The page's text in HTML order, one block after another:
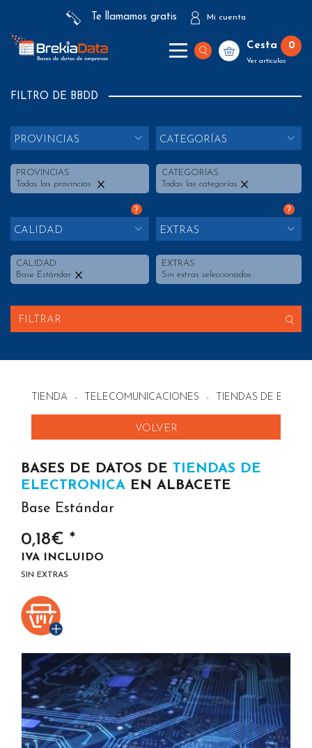
Te llamamos gratis Mi cuenta
Cesta 0
Ver artículos
FILTRO DE BBDD
PROVINCIAS
PROVINCIAS
Todas las provincias
CATEGORÍAS
CATEGORÍAS
Todas las categorías
?
CALIDAD
CALIDAD
Base Estándar
?
EXTRAS
EXTRAS
Sin extras seleccionados
FILTRAR
TIENDA - TELECOMUNICACIONES - TIENDAS DE
VOLVER
BASES DE DATOS DE TIENDAS DE
ELECTRONICA EN ALBACETE
Base Estándar
0,18€ *
IVA INCLUIDO
SIN EXTRAS